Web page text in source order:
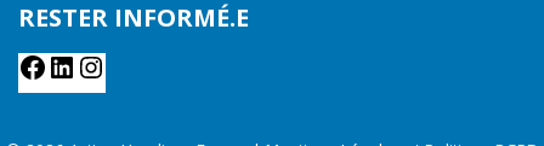
RESTER INFORMÉ.E